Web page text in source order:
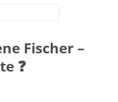
Fischer –
❓